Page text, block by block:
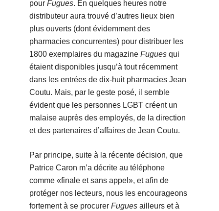
pour Fugues. En quelques heures notre
distributeur aura trouvé d’autres lieux bien
plus ouverts (dont évidemment des
pharmacies concurrentes) pour distribuer les
1800 exemplaires du magazine Fuguesqui
étaient disponibles jusqu’à tout récemment
dans les entrées de dix-huit pharmacies Jean
Coutu. Mais, par le geste posé, il semble
évident que les personnes LGBT créent un
malaise auprès des employés, de la direction
et des partenaires d’affaires de Jean Coutu.
Par principe, suite à la récente décision, que
Patrice Caron m’a décrite au téléphone
comme «finale et sans appel», et afin de
protéger nos lecteurs, nous les encourageons
fortement à se procurer Fuguesailleurs et à